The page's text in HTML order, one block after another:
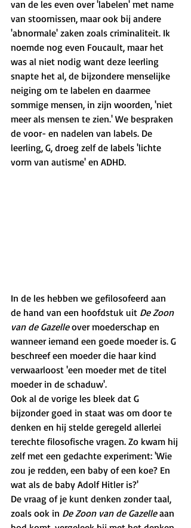
van de les even over 'labelen' met name
van stoornissen, maar ook bij andere
'abnormale' zaken zoals criminaliteit. Ik
noemde nog even Foucault, maar het
was al niet nodig want deze leerling
snapte het al, de bijzondere menselijke
neiging om te labelen en daarmee
sommige mensen, in zijn woorden, 'niet
meer als mensen te zien.' We bespraken
de voor- en nadelen van labels. De
leerling, G, droeg zelf de labels 'lichte
vorm van autisme' en ADHD.
In de les hebben we gefilosofeerd aan
de hand van een hoofdstuk uit De Zoon
van de Gazelle over moederschap en
wanneer iemand een goede moeder is. G
beschreef een moeder die haar kind
verwaarloost 'een moeder met de titel
moeder in de schaduw'.
Ook al de vorige les bleek dat G
bijzonder goed in staat was om door te
denken en hij stelde geregeld allerlei
terechte filosofische vragen. Zo kwam hij
zelf met een gedachte experiment: 'Wie
zou je redden, een baby of een koe? En
wat als de baby Adolf Hitler is?'
De vraag of je kunt denken zonder taal,
zoals ook in De Zoon van de Gazelle aan